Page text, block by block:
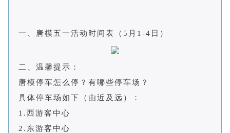
一、唐模五一活动时间表（5月1-4日）
二、温馨提示：
唐模停车怎么停？有哪些停车场？
具体停车场如下（由近及远）：
1.西游客中心
2.东游客中心